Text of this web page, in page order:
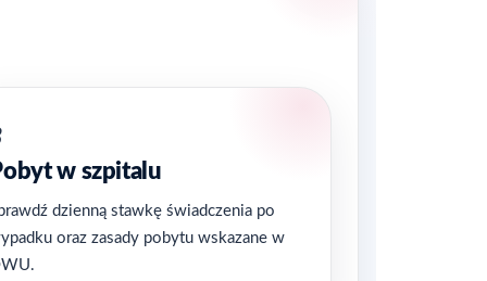
w szpitalu
dzienną stawkę świadczenia po
oraz zasady pobytu wskazane w